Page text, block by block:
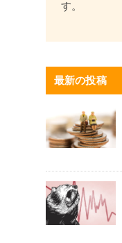
す。
最新の投稿